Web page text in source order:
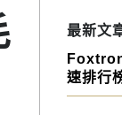
最新文
速排行